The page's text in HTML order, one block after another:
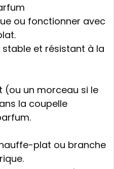
ou fonctionner avec
stable et résistant à la
(ou un morceau si le
la coupelle
plat ou branche